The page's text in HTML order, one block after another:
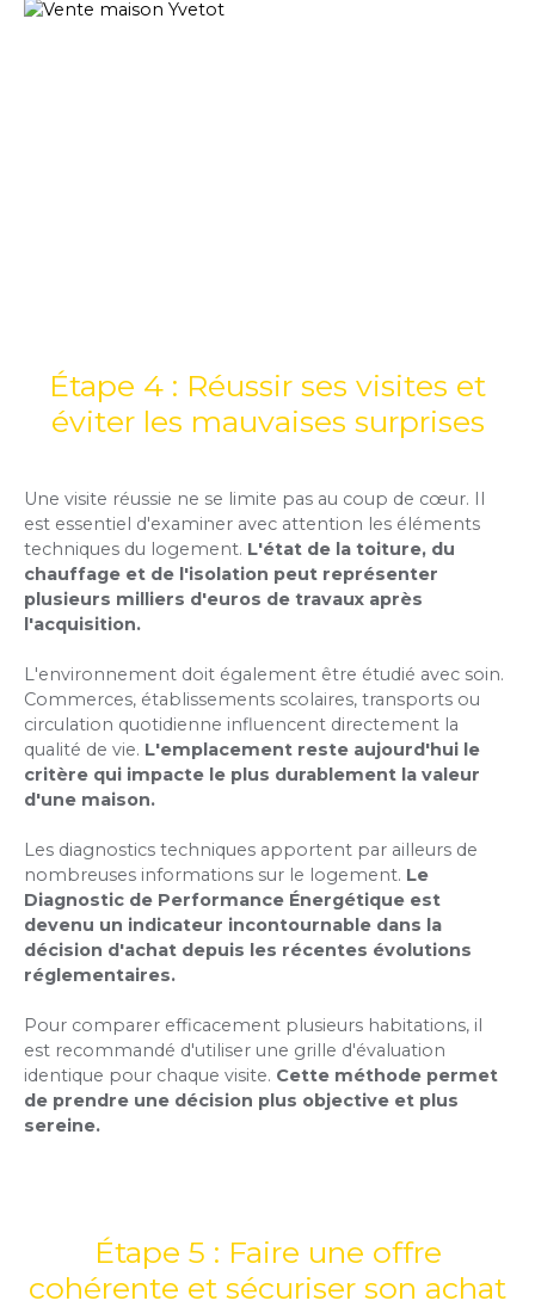
Étape 4 : Réussir ses visites et
éviter les mauvaises surprises
Une visite réussie ne se limite pas au coup de cœur. Il
est essentiel d'examiner avec attention les éléments
techniques du logement. L'état de la toiture, du
chauffage et de l'isolation peut représenter
plusieurs milliers d'euros de travaux après
l'acquisition.
L'environnement doit également être étudié avec soin.
Commerces, établissements scolaires, transports ou
circulation quotidienne influencent directement la
qualité de vie. L'emplacement reste aujourd'hui le
critère qui impacte le plus durablement la valeur
d'une maison.
Les diagnostics techniques apportent par ailleurs de
nombreuses informations sur le logement. Le
Diagnostic de Performance Énergétique est
devenu un indicateur incontournable dans la
décision d'achat depuis les récentes évolutions
réglementaires.
Pour comparer efficacement plusieurs habitations, il
est recommandé d'utiliser une grille d'évaluation
identique pour chaque visite. Cette méthode permet
de prendre une décision plus objective et plus
sereine.
Étape 5 : Faire une offre
cohérente et sécuriser son achat